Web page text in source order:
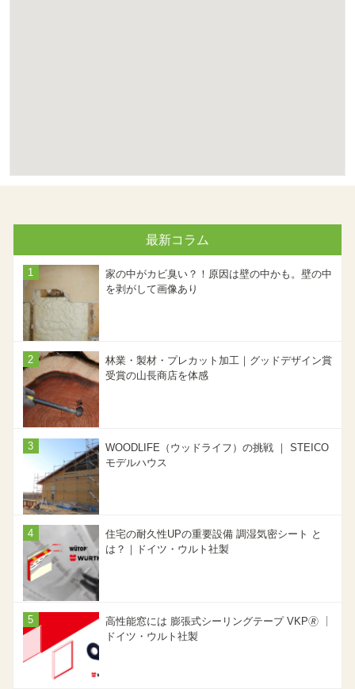
最新コラム
家の中がカビ臭い？！原因は壁の中かも。壁の中
を剥がして画像あり
林業・製材・プレカット加工｜グッドデザイン賞
受賞の山長商店を体感
WOODLIFE（ウッドライフ）の挑戦 ｜ STEICO
モデルハウス
住宅の耐久性UPの重要設備 調湿気密シート と
は？｜ドイツ・ウルト社製
高性能窓には 膨張式シーリングテープ VKP🄬 ｜
ドイツ・ウルト社製